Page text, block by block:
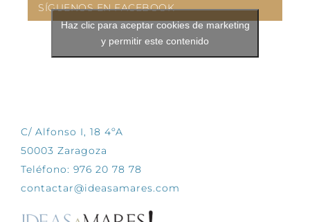
SÍGUENOS EN FACEBOOK
Haz clic para aceptar cookies de marketing
y permitir este contenido
C/ Alfonso I, 18 4ºA
50003 Zaragoza
Teléfono: 976 20 78 78
contactar@ideasamares.com